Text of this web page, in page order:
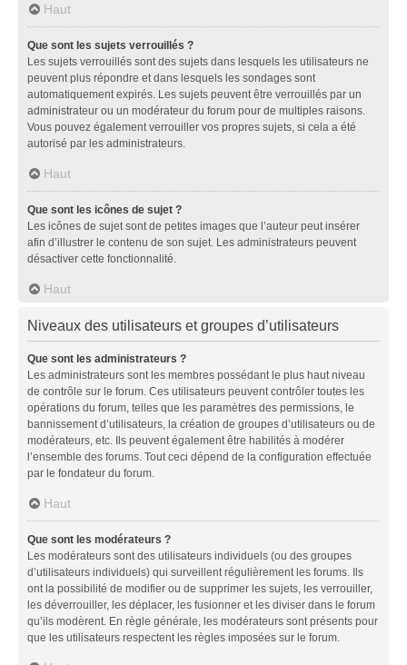
Haut
Que sont les sujets verrouillés ?
Les sujets verrouillés sont des sujets dans lesquels les utilisateurs ne
peuvent plus répondre et dans lesquels les sondages sont
automatiquement expirés. Les sujets peuvent être verrouillés par un
administrateur ou un modérateur du forum pour de multiples raisons.
Vous pouvez également verrouiller vos propres sujets, si cela a été
autorisé par les administrateurs.
Haut
Que sont les icônes de sujet ?
Les icônes de sujet sont de petites images que l’auteur peut insérer
afin d’illustrer le contenu de son sujet. Les administrateurs peuvent
désactiver cette fonctionnalité.
Haut
Niveaux des utilisateurs et groupes d’utilisateurs
Que sont les administrateurs ?
Les administrateurs sont les membres possédant le plus haut niveau
de contrôle sur le forum. Ces utilisateurs peuvent contrôler toutes les
opérations du forum, telles que les paramètres des permissions, le
bannissement d’utilisateurs, la création de groupes d’utilisateurs ou de
modérateurs, etc. Ils peuvent également être habilités à modérer
l’ensemble des forums. Tout ceci dépend de la configuration effectuée
par le fondateur du forum.
Haut
Que sont les modérateurs ?
Les modérateurs sont des utilisateurs individuels (ou des groupes
d’utilisateurs individuels) qui surveillent régulièrement les forums. Ils
ont la possibilité de modifier ou de supprimer les sujets, les verrouiller,
les déverrouiller, les déplacer, les fusionner et les diviser dans le forum
qu’ils modèrent. En règle générale, les modérateurs sont présents pour
que les utilisateurs respectent les règles imposées sur le forum.